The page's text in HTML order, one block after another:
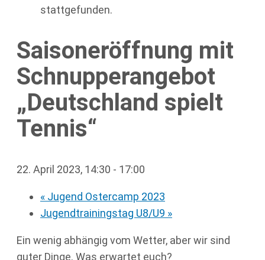
stattgefunden.
Saisoneröffnung mit
Schnupperangebot
„Deutschland spielt
Tennis“
22. April 2023, 14:30 - 17:00
« Jugend Ostercamp 2023
Jugendtrainingstag U8/U9 »
Ein wenig abhängig vom Wetter, aber wir sind
guter Dinge. Was erwartet euch?